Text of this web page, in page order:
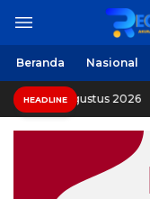
Beranda Nasional
HEADLINE
2026